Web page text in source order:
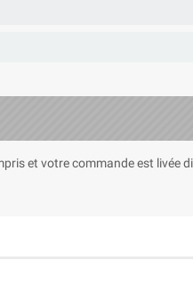
et votre commande est livée